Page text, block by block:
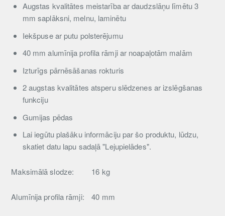
Augstas kvalitātes meistarība ar daudzslāņu līmētu 3
mm saplāksni, melnu, laminētu
Iekšpuse ar putu polsterējumu
40 mm alumīnija profila rāmji ar noapaļotām malām
Izturīgs pārnēsāšanas rokturis
2 augstas kvalitātes atsperu slēdzenes ar izslēgšanas
funkciju
Gumijas pēdas
Lai iegūtu plašāku informāciju par šo produktu, lūdzu,
skatiet datu lapu sadaļā "Lejupielādes".
Maksimālā slodze: 16 kg
Alumīnija profila rāmji: 40 mm